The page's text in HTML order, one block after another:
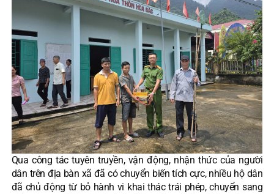
Qua công tác tuyên truyền, vận động, nhận thức của người
dân trên địa bàn xã đã có chuyển biến tích cực, nhiều hộ dân
đã chủ động từ bỏ hành vi khai thác trái phép, chuyển sang